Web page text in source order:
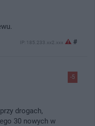
IP: 185.233.xx2.xxx #
-5
drogach,
30 nowych w